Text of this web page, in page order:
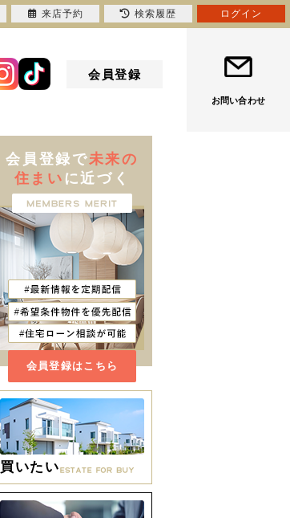
会員登録
お問い合わせ
会員登録で未来の
住まい に近づく
会員登録はこちら
買いたい
来店予約 検索履歴 ログイン